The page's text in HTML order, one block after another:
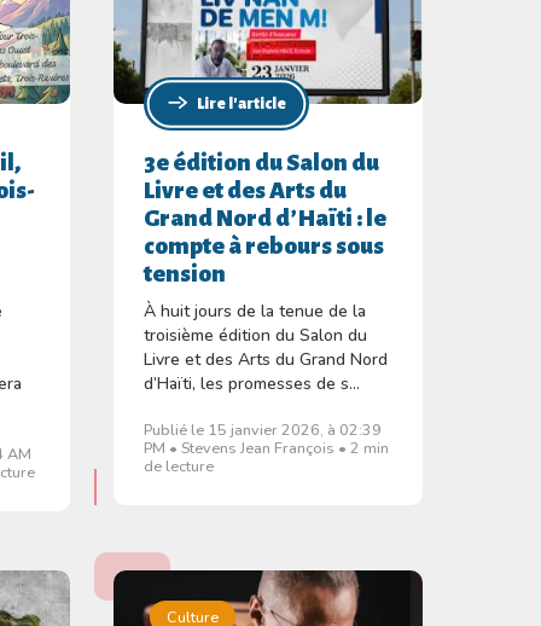
AM
Lire l'article
3e édition du Salon du
Livre et des Arts du
Grand Nord d’Haïti : le
compte à rebours sous
tension
À huit jours de la tenue de la
troisième édition du Salon du
Livre et des Arts du Grand Nord
d’Haïti, les promesses de s...
Publié le 15 janvier 2026, à 02:39
PM • Stevens Jean François • 2 min
de lecture
Culture